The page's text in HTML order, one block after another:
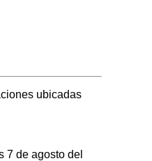
ubicadas
7 de agosto del